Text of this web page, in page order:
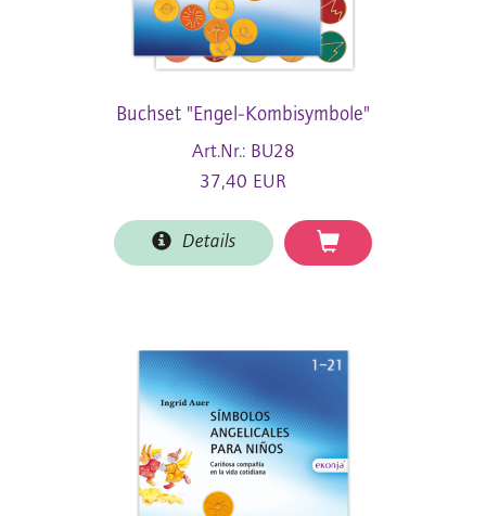
Buchset "Engel-Kombisymbole"
Art.Nr.: BU28
37,40 EUR
Details